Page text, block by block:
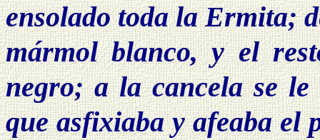
ensolado toda la Ermita;
mármol blanco, y el
negro; a la cancela se
que asfixiaba y afeaba el